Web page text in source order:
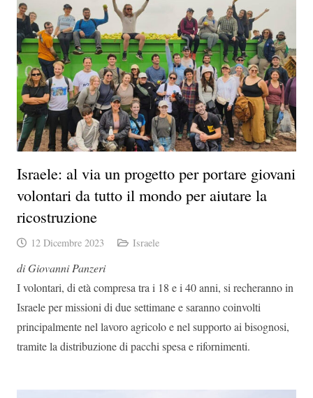
Israele: al via un progetto per portare giovani
volontari da tutto il mondo per aiutare la
ricostruzione
12 Dicembre 2023 Israele
di Giovanni Panzeri
I volontari, di età compresa tra i 18 e i 40 anni, si recheranno in
Israele per missioni di due settimane e saranno coinvolti
principalmente nel lavoro agricolo e nel supporto ai bisognosi,
tramite la distribuzione di pacchi spesa e rifornimenti.